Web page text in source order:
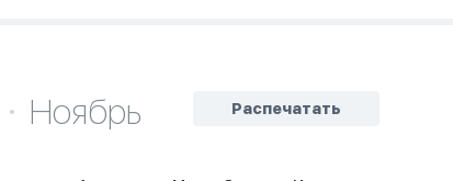
Распечатать
Ноябрь